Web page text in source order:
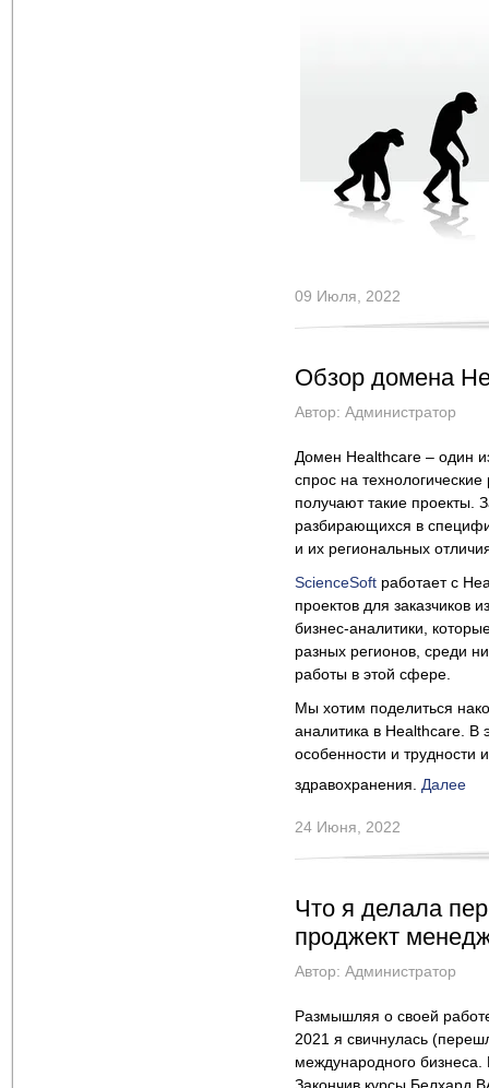
09 Июля, 2022
Обзор домена
Автор: Администратор
Домен Healthcare – один
спрос на
получают такие проекты.
разбирающихся в
и их региональных
ScienceSoft работает с
проектов для
бизнес-аналитики,
разных регионов, среди
работы в этой сфере.
Мы хотим поделиться
аналитика в Healthcare. В
особенности и
здравохранения. Далее
24 Июня, 2022
Что я делала
проджект
Автор: Администратор
Размышляя о своей
2021 я свичнулась
международного